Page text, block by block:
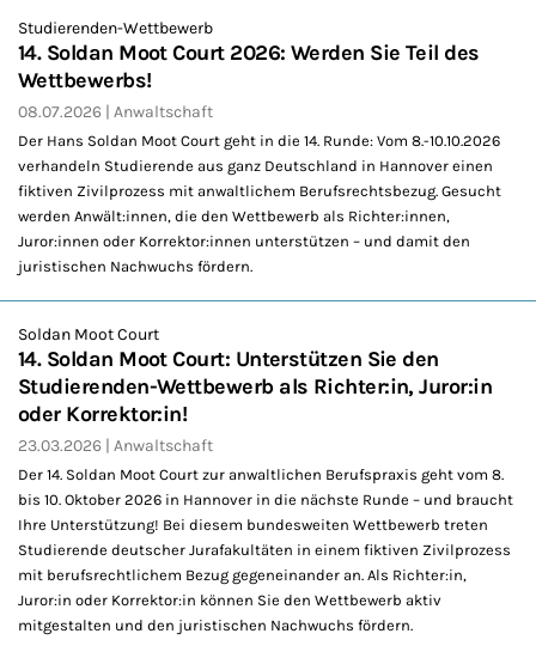
Studierenden-Wettbewerb
14. Soldan Moot Court 2026: Werden Sie Teil des
Wettbewerbs!
08.07.2026 Anwaltschaft
Der Hans Soldan Moot Court geht in die 14. Runde: Vom 8.-10.10.2026
verhandeln Studierende aus ganz Deutschland in Hannover einen
fiktiven Zivilprozess mit anwaltlichem Berufsrechtsbezug. Gesucht
werden Anwält:innen, die den Wettbewerb als Richter:innen,
Juror:innen oder Korrektor:innen unterstützen – und damit den
juristischen Nachwuchs fördern.
Soldan Moot Court
14. Soldan Moot Court: Unterstützen Sie den
Studierenden-Wettbewerb als Richter:in, Juror:in
oder Korrektor:in!
23.03.2026 Anwaltschaft
Der 14. Soldan Moot Court zur anwaltlichen Berufspraxis geht vom 8.
bis 10. Oktober 2026 in Hannover in die nächste Runde – und braucht
Ihre Unterstützung! Bei diesem bundesweiten Wettbewerb treten
Studierende deutscher Jurafakultäten in einem fiktiven Zivilprozess
mit berufsrechtlichem Bezug gegeneinander an. Als Richter:in,
Juror:in oder Korrektor:in können Sie den Wettbewerb aktiv
mitgestalten und den juristischen Nachwuchs fördern.